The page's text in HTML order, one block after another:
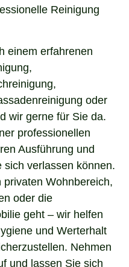
Reinigung
einem erfahrenen
oder
wir gerne für Sie da.
professionellen
Ausführung und
verlassen können.
Wohnbereich,
oder die
geht – wir helfen
und Werterhalt
Nehmen
und lassen Sie sich